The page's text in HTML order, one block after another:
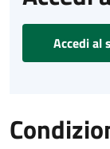
Accedi al